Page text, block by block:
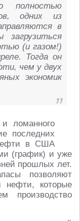
полностью
одних из
в
(и газом!)
Тогда он
чем у двух
экономик
ломанного
последних
в США
(график) и уже
прошлых лет.
позволяют
нефти, которые
производство